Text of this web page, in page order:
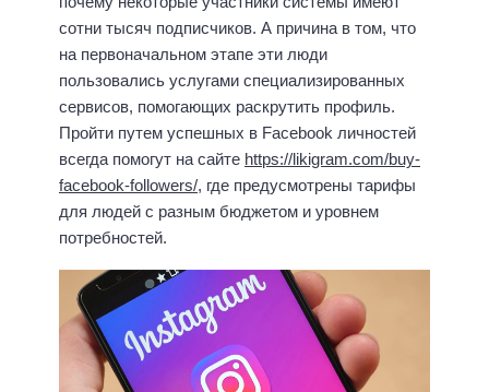
сотни тысяч подписчиков. А причина в том, что
на первоначальном этапе эти люди
пользовались услугами специализированных
сервисов, помогающих раскрутить профиль.
Пройти путем успешных в Facebook личностей
всегда помогут на сайте https://likigram.com/buy-
facebook-followers/, где предусмотрены тарифы
для людей с разным бюджетом и уровнем
потребностей.